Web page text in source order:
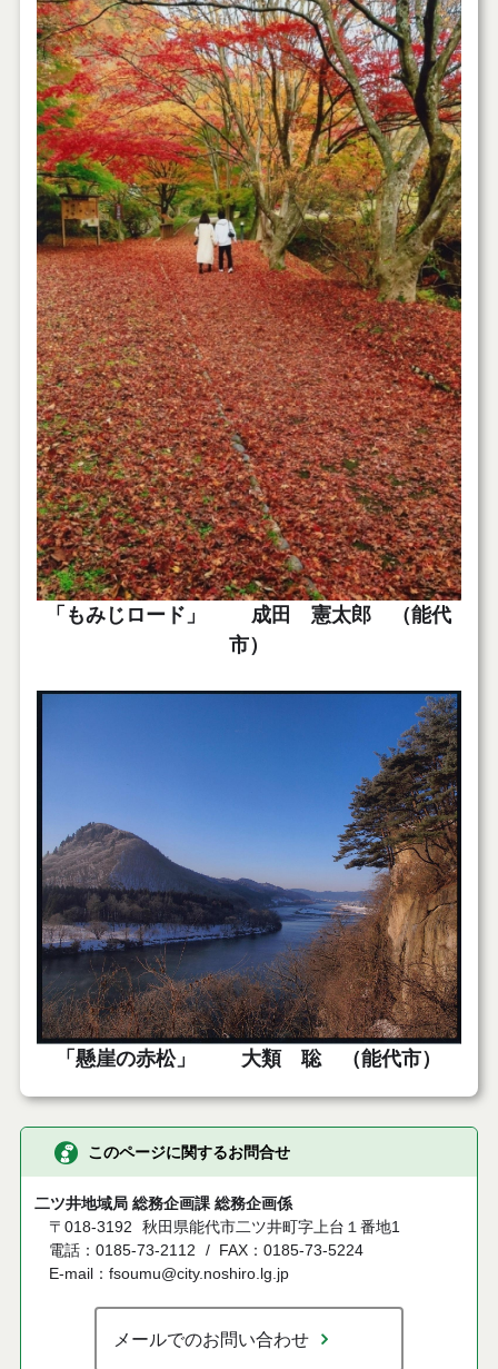
「もみじロード」 成田 憲太郎 （能代
市）
「懸崖の赤松」 大類 聡 （能代市）
このページに関するお問合せ
二ツ井地域局 総務企画課 総務企画係
〒018-3192
秋田県能代市二ツ井町字上台１番地1
電話：0185-73-2112
FAX：0185-73-5224
E-mail：fsoumu@city.noshiro.lg.jp
メールでのお問い合わせ